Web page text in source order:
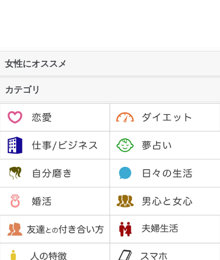
女性にオススメ
カテゴリ